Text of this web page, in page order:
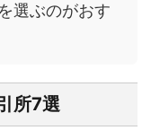
選ぶのがおす
所7選